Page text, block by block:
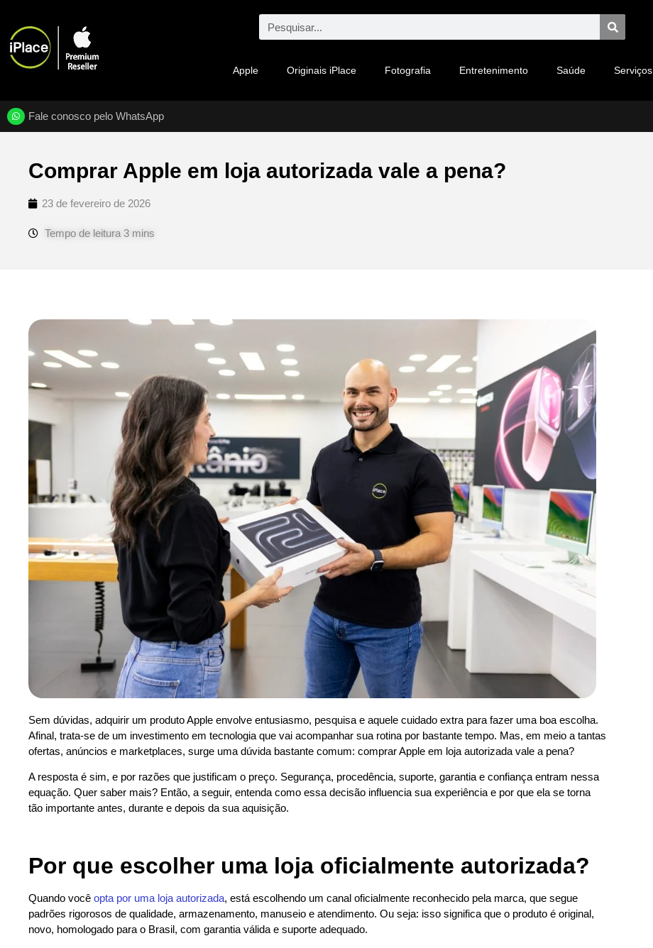
Apple Originais iPlace Fotografia Entretenimento Saúde Serviços
Fale conosco pelo WhatsApp
Comprar Apple em loja autorizada vale a pena?
23 de fevereiro de 2026
Sem dúvidas, adquirir um produto Apple envolve entusiasmo, pesquisa e aquele cuidado extra para fazer uma boa escolha.
Afinal, trata-se de um investimento em tecnologia que vai acompanhar sua rotina por bastante tempo. Mas, em meio a tantas
ofertas, anúncios e marketplaces, surge uma dúvida bastante comum: comprar Apple em loja autorizada vale a pena?
A resposta é sim, e por razões que justificam o preço. Segurança, procedência, suporte, garantia e confiança entram nessa
equação. Quer saber mais? Então, a seguir, entenda como essa decisão influencia sua experiência e por que ela se torna
tão importante antes, durante e depois da sua aquisição.
Por que escolher uma loja oficialmente autorizada?
Quando você opta por uma loja autorizada, está escolhendo um canal oficialmente reconhecido pela marca, que segue
padrões rigorosos de qualidade, armazenamento, manuseio e atendimento. Ou seja: isso significa que o produto é original,
novo, homologado para o Brasil, com garantia válida e suporte adequado.